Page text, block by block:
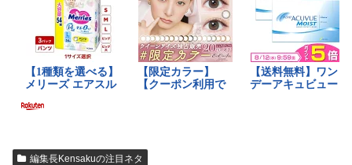
編集長Kensakuの注目ネタ